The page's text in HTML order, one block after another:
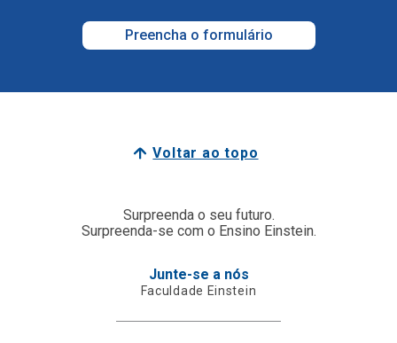
Preencha o formulário
Voltar ao topo
Surpreenda o seu futuro.
Surpreenda-se com o Ensino Einstein.
Junte-se a nós
Faculdade Einstein